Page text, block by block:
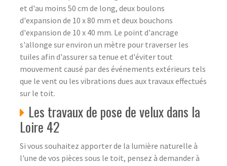
et d'au moins 50 cm de long, deux boulons
d'expansion de 10 x 80 mm et deux bouchons
d'expansion de 10 x 40 mm. Le point d'ancrage
s'allonge sur environ un mètre pour traverser les
tuiles afin d'assurer sa tenue et d'éviter tout
mouvement causé par des événements extérieurs tels
que le vent ou les vibrations dues aux travaux effectués
sur le toit.
Les travaux de pose de velux dans la
Loire 42
Si vous souhaitez apporter de la lumière naturelle à
l'une de vos pièces sous le toit, pensez à demander à